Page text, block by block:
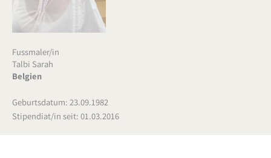
Fussmaler/in
Talbi Sarah
Belgien
Geburtsdatum: 23.09.1982
Stipendiat/in seit: 01.03.2016